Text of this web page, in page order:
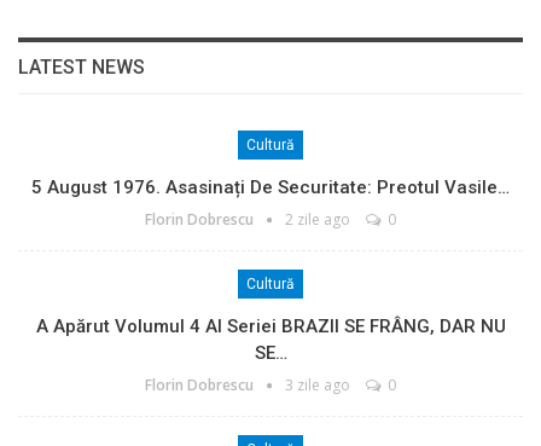
LATEST NEWS
Cultură
5 August 1976. Asasinați De Securitate: Preotul Vasile…
Florin Dobrescu 2 zile ago 0
Cultură
A Apărut Volumul 4 Al Seriei BRAZII SE FRÂNG, DAR NU
SE…
Florin Dobrescu 3 zile ago 0